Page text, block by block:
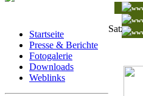
Startseite
Presse & Berichte
Fotogalerie
Downloads
Weblinks
Satzung